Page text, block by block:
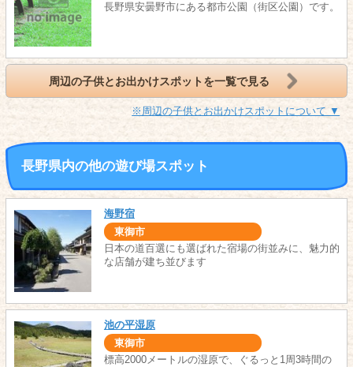
長野県安曇野市にある都市公園（街区公園）です。
周辺の子供とお出かけスポットを一覧で見る
※周辺の子供とお出かけスポットについて ▼
長野県内の他の遊び場スポット
海野宿
東御市
日本の道百選にも選ばれた宿場の街並みに、魅力的
な店舗が建ち並びます
池の平湿原
東御市
標高2000メートルの湿原で、ぐるっと1周3時間の